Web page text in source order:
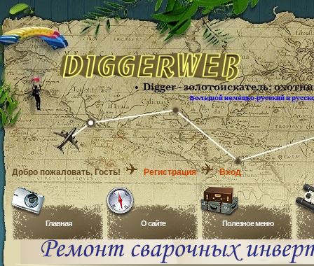
Добро пожаловать, Гость! Регистрация Вход
Главная O сайте Полезное меню